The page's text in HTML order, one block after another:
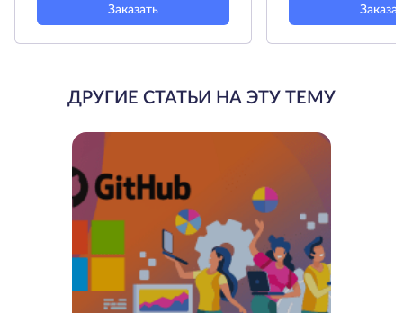
Заказать
ДРУГИЕ СТАТЬИ НА ЭТУ ТЕМУ